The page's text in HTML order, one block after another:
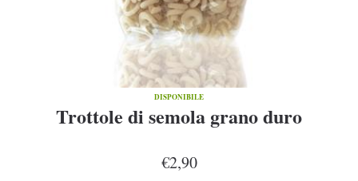
DISPONIBILE
Trottole di semola grano duro
€2,90